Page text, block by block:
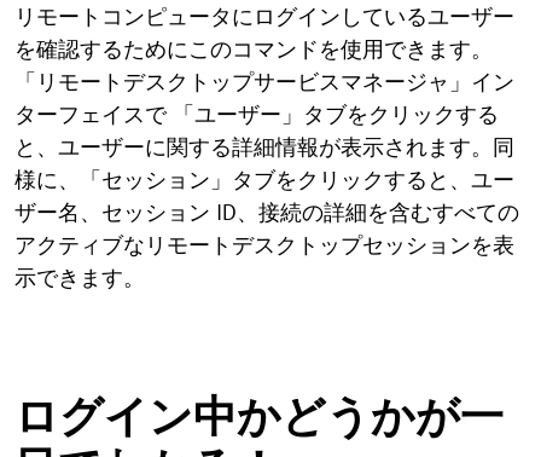
リモートコンピュータにログインしているユーザー
を確認するためにこのコマンドを使用できます。
「リモートデスクトップサービスマネージャ」イン
ターフェイスで 「ユーザー」タブをクリックする
と、ユーザーに関する詳細情報が表示されます。同
様に、「セッション」タブをクリックすると、ユー
ザー名、セッション ID、接続の詳細を含むすべての
アクティブなリモートデスクトップセッションを表
示できます。
ログイン中かどうかが一